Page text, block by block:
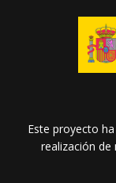
Este proyecto
realización de